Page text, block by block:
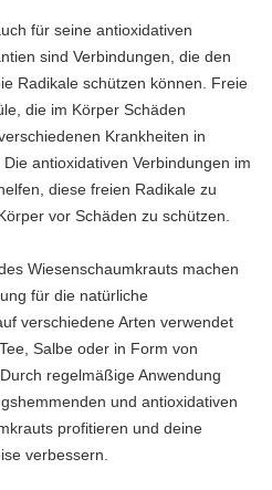
für seine antioxidativen
sind Verbindungen, die den
Radikale schützen können. Freie
die im Körper Schäden
Krankheiten in
antioxidativen Verbindungen im
diese freien Radikale zu
vor Schäden zu schützen.
Wiesenschaumkrauts machen
für die natürliche
verschiedene Arten verwendet
Salbe oder in Form von
regelmäßige Anwendung
und antioxidativen
profitieren und deine
verbessern.